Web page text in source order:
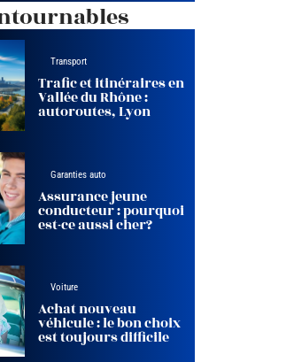
Transport
Trafic et itinéraires en
Vallée du Rhône :
autoroutes, Lyon
Garanties auto
Assurance jeune
conducteur : pourquoi
est-ce aussi cher?
Voiture
Achat nouveau
véhicule : le bon choix
est toujours difficile